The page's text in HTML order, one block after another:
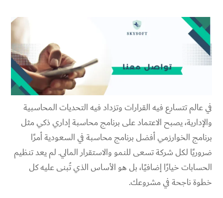
في عالم تتسارع فيه القرارات وتزداد فيه التحديات المحاسبية
والإدارية، يصبح الاعتماد على برنامج محاسبة إداري ذكي مثل
برنامج الخوارزمي أفضل برنامج محاسبة في السعودية أمرًا
ضروريًا لكل شركة تسعى للنمو والاستقرار المالي. لم يعد تنظيم
الحسابات خيارًا إضافيًا، بل هو الأساس الذي تُبنى عليه كل
خطوة ناجحة في مشروعك.